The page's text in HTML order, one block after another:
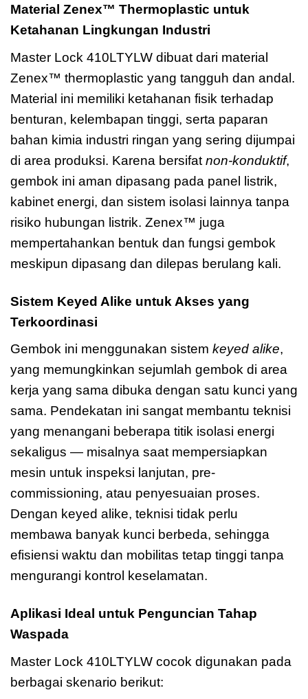
Material Zenex™ Thermoplastic untuk
Ketahanan Lingkungan Industri
Master Lock 410LTYLW dibuat dari material
Zenex™ thermoplastic yang tangguh dan andal.
Material ini memiliki ketahanan fisik terhadap
benturan, kelembapan tinggi, serta paparan
bahan kimia industri ringan yang sering dijumpai
di area produksi. Karena bersifat non-konduktif,
gembok ini aman dipasang pada panel listrik,
kabinet energi, dan sistem isolasi lainnya tanpa
risiko hubungan listrik. Zenex™ juga
mempertahankan bentuk dan fungsi gembok
meskipun dipasang dan dilepas berulang kali.
Sistem Keyed Alike untuk Akses yang
Terkoordinasi
Gembok ini menggunakan sistem keyed alike,
yang memungkinkan sejumlah gembok di area
kerja yang sama dibuka dengan satu kunci yang
sama. Pendekatan ini sangat membantu teknisi
yang menangani beberapa titik isolasi energi
sekaligus — misalnya saat mempersiapkan
mesin untuk inspeksi lanjutan, pre-
commissioning, atau penyesuaian proses.
Dengan keyed alike, teknisi tidak perlu
membawa banyak kunci berbeda, sehingga
efisiensi waktu dan mobilitas tetap tinggi tanpa
mengurangi kontrol keselamatan.
Aplikasi Ideal untuk Penguncian Tahap
Waspada
Master Lock 410LTYLW cocok digunakan pada
berbagai skenario berikut: